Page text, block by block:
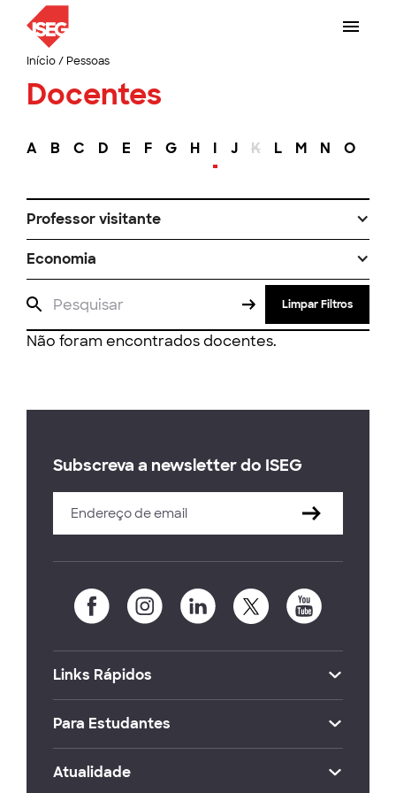
Início/ Pessoas
Docentes
A B C D E F G H I J K L M N O
Professor visitante
Economia
Limpar Filtros
Não foram encontrados docentes.
Subscreva a newsletter do ISEG
Links Rápidos
Para Estudantes
Atualidade